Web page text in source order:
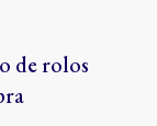
de rolos